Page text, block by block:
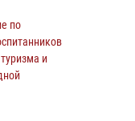
по
и